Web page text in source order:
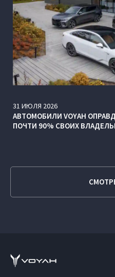
31 ИЮЛЯ 2026
АВТОМОБИЛИ VOYAH
ПОЧТИ 90% СВОИХ